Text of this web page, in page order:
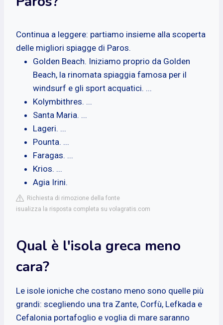
Continua a leggere: partiamo insieme alla scoperta
delle migliori spiagge di Paros.
Golden Beach. Iniziamo proprio da Golden
Beach, la rinomata spiaggia famosa per il
windsurf e gli sport acquatici. ...
Kolymbithres. ...
Santa Maria. ...
Lageri. ...
Pounta. ...
Faragas. ...
Krios. ...
Agia Irini.
Richiesta di rimozione della fonte
isualizza la risposta completa su volagratis.com
Qual è l'isola greca meno
cara?
Le isole ioniche che costano meno sono quelle più
grandi: scegliendo una tra Zante, Corfù, Lefkada e
Cefalonia portafoglio e voglia di mare saranno